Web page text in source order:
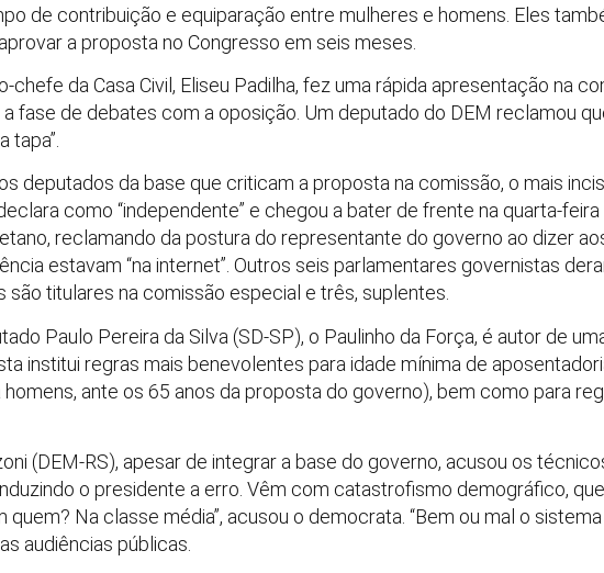
de contribuição e equiparação entre mulheres e homens. Eles
a proposta no Congresso em seis meses.
chefe da Casa Civil, Eliseu Padilha, fez uma rápida apresentação na
fase de debates com a oposição. Um deputado do DEM reclamou
tapa”.
deputados da base que criticam a proposta na comissão, o mais
como “independente” e chegou a bater de frente na quarta-
reclamando da postura do representante do governo ao dizer
estavam “na internet”. Outros seis parlamentares governistas
são titulares na comissão especial e três, suplentes.
Paulo Pereira da Silva (SD-SP), o Paulinho da Força, é autor de
institui regras mais benevolentes para idade mínima de
ante os 65 anos da proposta do governo), bem como para
(DEM-RS), apesar de integrar a base do governo, acusou os
o presidente a erro. Vêm com catastrofismo demográfico,
Na classe média”, acusou o democrata. “Bem ou mal o sistema
audiências públicas.